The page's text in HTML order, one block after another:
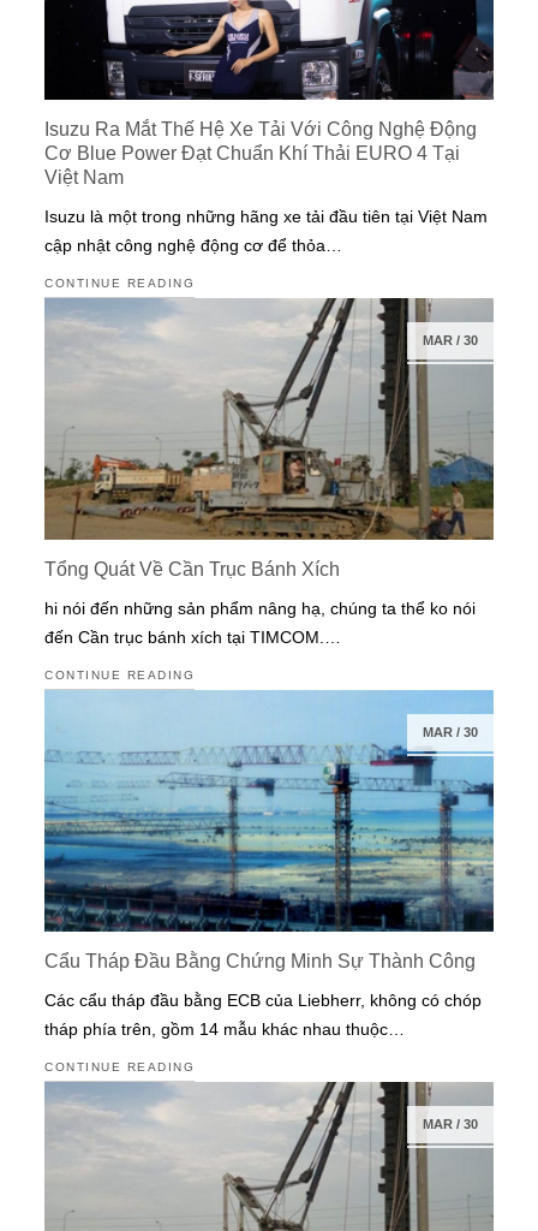
Isuzu Ra Mắt Thế Hệ Xe Tải Với Công Nghệ Động
Cơ Blue Power Đạt Chuẩn Khí Thải EURO 4 Tại
Việt Nam
Isuzu là một trong những hãng xe tải đầu tiên tại Việt Nam
cập nhật công nghệ động cơ để thỏa…
CONTINUE READING
MAR/ 30
Tổng Quát Về Cần Trục Bánh Xích
hi nói đến những sản phẩm nâng hạ, chúng ta thể ko nói
đến Cần trục bánh xích tại TIMCOM.…
CONTINUE READING
MAR/ 30
Cẩu Tháp Đầu Bằng Chứng Minh Sự Thành Công
Các cẩu tháp đầu bằng ECB của Liebherr, không có chóp
tháp phía trên, gồm 14 mẫu khác nhau thuộc…
CONTINUE READING
MAR/ 30